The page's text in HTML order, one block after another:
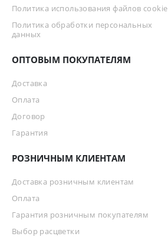
Политика использования файлов cookie
Политика обработки персональных
данных
ОПТОВЫМ ПОКУПАТЕЛЯМ
Доставка
Оплата
Договор
Гарантия
РОЗНИЧНЫМ КЛИЕНТАМ
Доставка розничным клиентам
Оплата
Гарантия розничным покупателям
Выбор расцветки